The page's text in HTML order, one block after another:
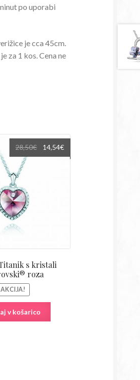
po uporabi
je cca 45cm.
za 1 kos. Cena ne
s kristali
roza
AKCIJA!
28,50€
Izvirna
cena
14,54€Trenutna
cena
v košarico